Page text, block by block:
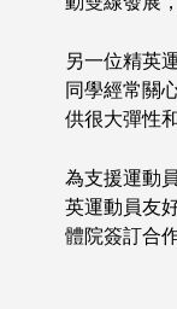
另一位精英
同學經常關
供很大彈性
為支援運動
英運動員友
體院簽訂合